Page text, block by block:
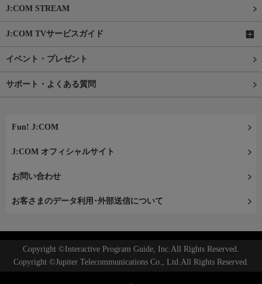
J:COM STREAM
J:COM TVサービスガイド
イベント・プレゼント
サポート・よくある質問
Fun! J:COM
J:COM オフィシャルサイト
お問い合わせ
お客さまのデータ利用･外部送信について
Copyright ©Interactive Program Guide, Inc.All Rights Reserved.
Copyright ©Jupiter Telecommunications Co., Ltd.All Rights Reserved.